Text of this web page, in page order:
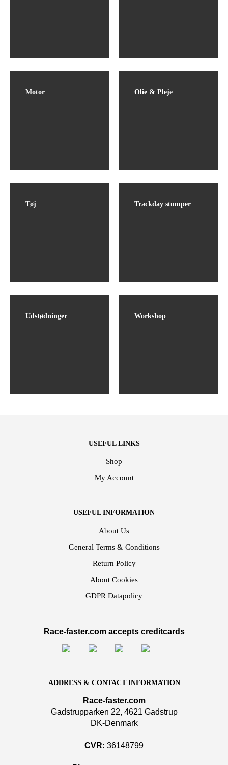
Motor Olie & Pleje
Tøj Trackday stumper
Udstødninger Workshop
USEFUL LINKS
Shop
My Account
USEFUL INFORMATION
About Us
General Terms & Conditions
Return Policy
About Cookies
GDPR Datapolicy
Race-faster.com accepts creditcards
ADDRESS & CONTACT INFORMATION
Race-faster.com
Gadstrupparken 22, 4621 Gadstrup
DK-Denmark
CVR: 36148799